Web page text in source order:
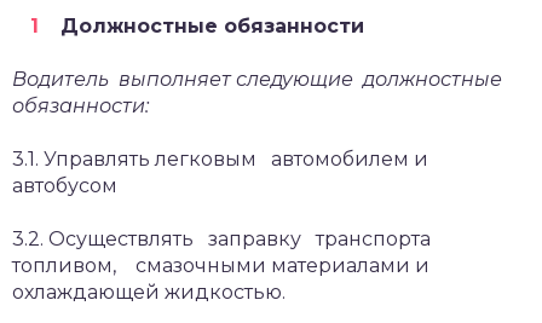
Должностные обязанности
Водитель выполняет следующие должностные
обязанности:
3.1. Управлять легковым автомобилем и
автобусом
3.2. Осуществлять заправку транспорта
топливом, смазочными материалами и
охлаждающей жидкостью.